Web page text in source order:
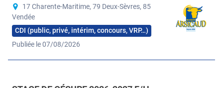
17 Charente-Maritime, 79 Deux-Sèvres, 85
Vendée
CDI (public, privé, intérim, concours, VRP…)
Publiée le 07/08/2026